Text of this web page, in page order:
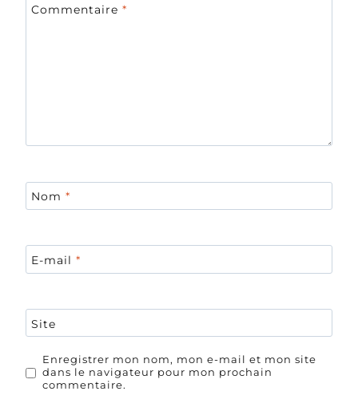
Commentaire *
Nom *
E-mail *
Site
Enregistrer mon nom, mon e-mail et mon site
dans le navigateur pour mon prochain
commentaire.